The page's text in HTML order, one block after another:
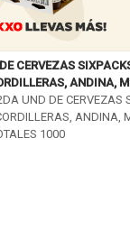
CERVEZAS
ANDINA,
UND DE CERVEZAS
ANDINA,
1000